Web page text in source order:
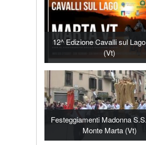
12^ Edizione Cavalli sul
(Vt)
Festeggiamenti Madonna
Monte Marta (Vt)